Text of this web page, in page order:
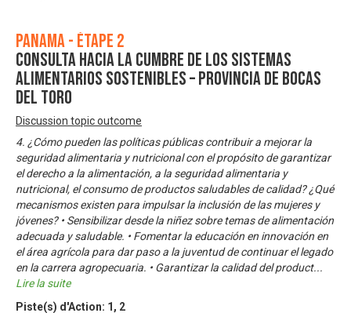
Panama - Étape 2
Consulta Hacia la Cumbre de los Sistemas
Alimentarios Sostenibles – Provincia de Bocas
del Toro
Discussion topic outcome
4. ¿Cómo pueden las políticas públicas contribuir a mejorar la
seguridad alimentaria y nutricional con el propósito de garantizar
el derecho a la alimentación, a la seguridad alimentaria y
nutricional, el consumo de productos saludables de calidad? ¿Qué
mecanismos existen para impulsar la inclusión de las mujeres y
jóvenes? • Sensibilizar desde la niñez sobre temas de alimentación
adecuada y saludable. • Fomentar la educación en innovación en
el área agrícola para dar paso a la juventud de continuar el legado
en la carrera agropecuaria. • Garantizar la calidad del product...
Lire la suite
Piste(s) d'Action: 1 , 2